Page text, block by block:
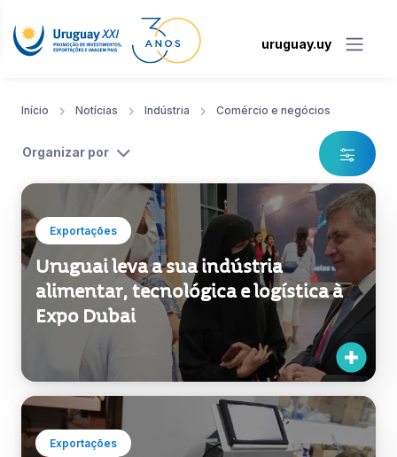
uruguay.uy
Início Notícias Indústria Comércio e negócios
Organizar por
Exportações
Uruguai leva a sua indústria
alimentar, tecnológica e logística à
Expo Dubai
Exportações